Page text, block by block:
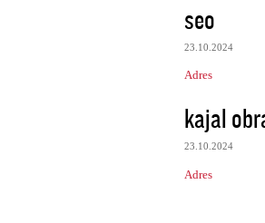
seo
23.10.2024
Adres
kajal
23.10.2024
Adres